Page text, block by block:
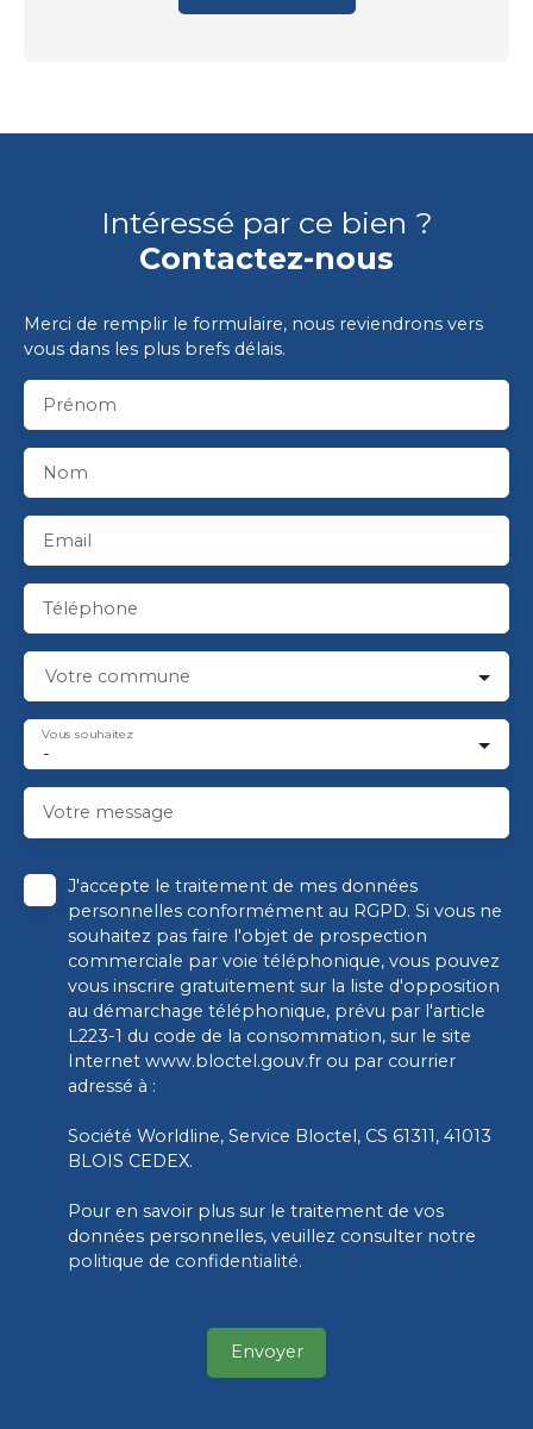
Intéressé par ce bien ?
Contactez-nous
Merci de remplir le formulaire, nous reviendrons vers
vous dans les plus brefs délais.
Prénom
Nom
Email
Téléphone
Votre commune
-
Vous souhaitez
Votre message
J'accepte le traitement de mes données
personnelles conformément au RGPD. Si vous ne
souhaitez pas faire l'objet de prospection
commerciale par voie téléphonique, vous pouvez
vous inscrire gratuitement sur la liste d'opposition
au démarchage téléphonique, prévu par l'article
L223-1 du code de la consommation, sur le site
Internet www.bloctel.gouv.fr ou par courrier
adressé à :
Société Worldline, Service Bloctel, CS 61311, 41013
BLOIS CEDEX.
Pour en savoir plus sur le traitement de vos
données personnelles, veuillez consulter notre
politique de confidentialité.
Envoyer